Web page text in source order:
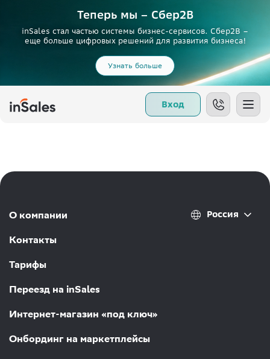
Теперь мы – Сбер2B
inSales стал частью системы бизнес-сервисов. Сбер2В –
еще больше цифровых решений для развития бизнеса!
Узнать больше
Вход
О компании
Контакты
Тарифы
Переезд на inSales
Интернет-магазин «под ключ»
Онбординг на маркетплейсы
Россия